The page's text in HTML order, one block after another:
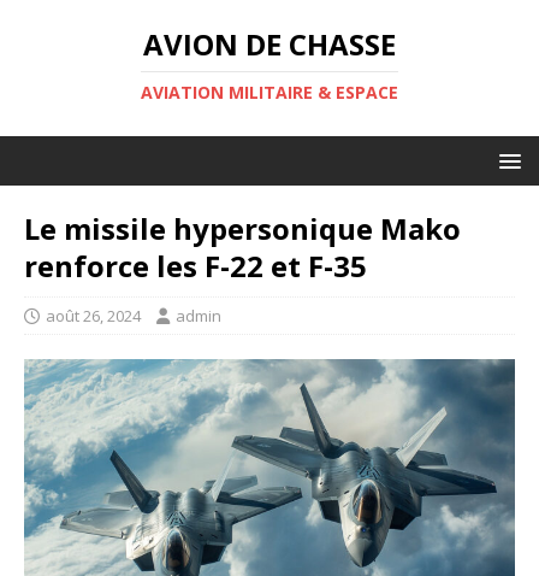
AVION DE CHASSE
AVIATION MILITAIRE & ESPACE
Le missile hypersonique Mako
renforce les F-22 et F-35
août 26, 2024 admin